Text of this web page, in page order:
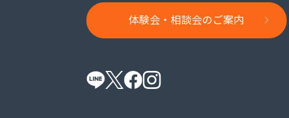
体験会・相談会のご案内​